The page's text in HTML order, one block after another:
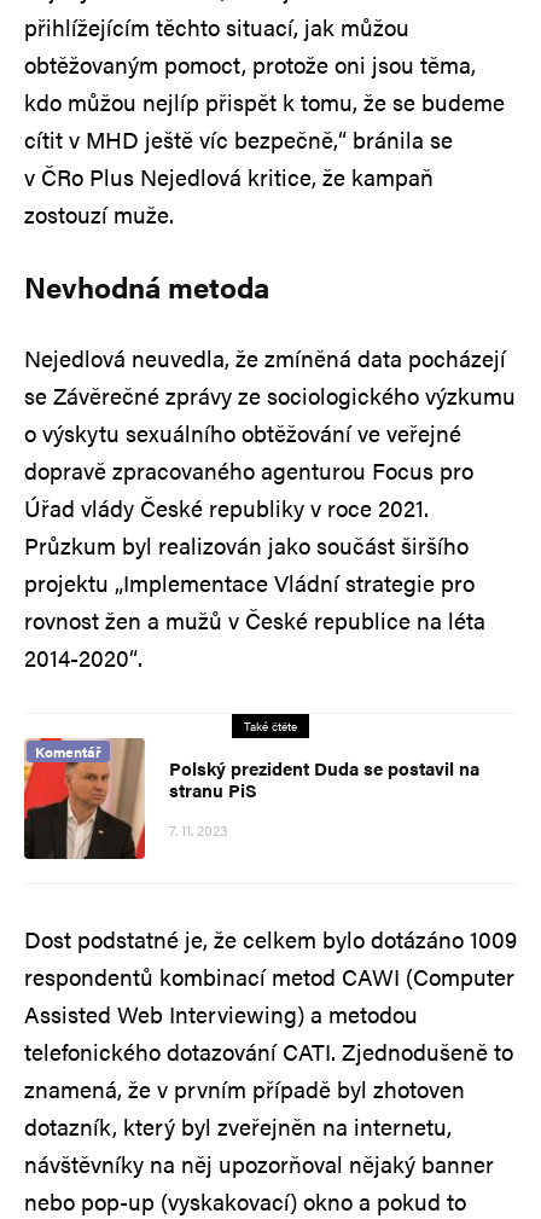
přihlížejícím těchto situací, jak můžou
obtěžovaným pomoct, protože oni jsou těma,
kdo můžou nejlíp přispět k tomu, že se budeme
cítit v MHD ještě víc bezpečně,“ bránila se
v ČRo Plus Nejedlová kritice, že kampaň
zostouzí muže.
Nevhodná metoda
Nejedlová neuvedla, že zmíněná data pocházejí
se Závěrečné zprávy ze sociologického výzkumu
o výskytu sexuálního obtěžování ve veřejné
dopravě zpracovaného agenturou Focus pro
Úřad vlády České republiky v roce 2021.
Průzkum byl realizován jako součást širšího
projektu „Implementace Vládní strategie pro
rovnost žen a mužů v České republice na léta
2014-2020“.
Také čtěte
Komentář
Polský prezident Duda se postavil na
stranu PiS
7. 11. 2023
Dost podstatné je, že celkem bylo dotázáno 1009
respondentů kombinací metod CAWI (Computer
Assisted Web Interviewing) a metodou
telefonického dotazování CATI. Zjednodušeně to
znamená, že v prvním případě byl zhotoven
dotazník, který byl zveřejněn na internetu,
návštěvníky na něj upozorňoval nějaký banner
nebo pop-up (vyskakovací) okno a pokud to